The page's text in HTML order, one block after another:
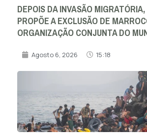
DEPOIS DA INVASÃO
PROPÕE A EXCLUSÃO DE
ORGANIZAÇÃO CONJUNTA DO
Agosto 6, 2026 15:18